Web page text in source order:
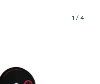
1 / 4